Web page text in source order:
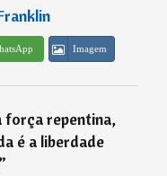
Imagem
força repentina,
é a liberdade